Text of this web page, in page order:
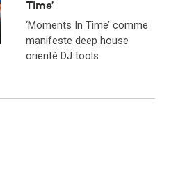
Time’
‘Moments In Time’ comme
manifeste deep house
orienté DJ tools